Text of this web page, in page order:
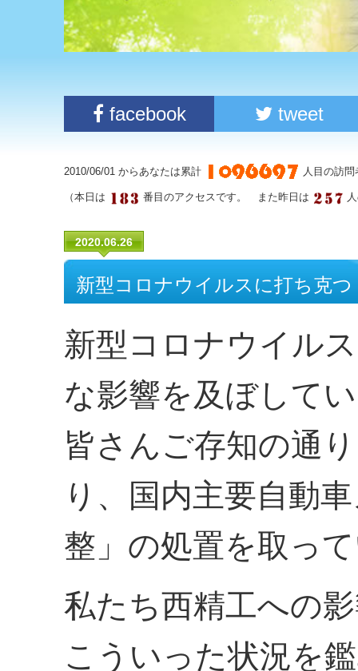
facebook tweet
2010/06/01 からあなたは累計 人目の訪
（本日は 番目のアクセスです。 また昨日は
2020.06.26
新型コロナウイルスに打ち克
新型コロナウイル
な影響を及ぼして
皆さんご存知の通
り、国内主要自動
整」の処置を取っ
私たち西精工への
こういった状況を